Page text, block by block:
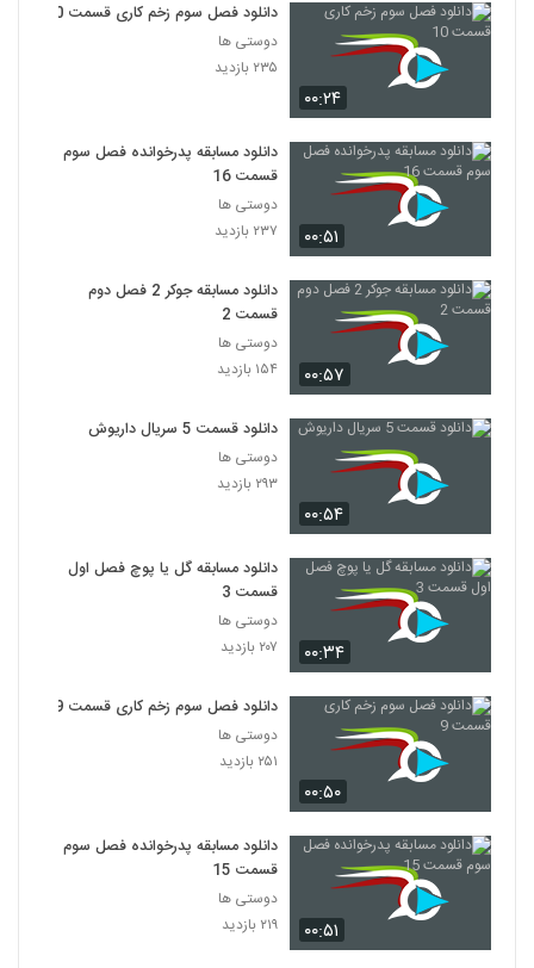
۰۰:۲۴
دانلود فصل سوم زخم کاری قسمت 10
دوستی ها
۲۳۵ بازدید
۰۰:۵۱
دانلود مسابقه پدرخوانده فصل سوم
قسمت 16
دوستی ها
۲۳۷ بازدید
۰۰:۵۷
دانلود مسابقه جوکر 2 فصل دوم
قسمت 2
دوستی ها
۱۵۴ بازدید
۰۰:۵۴
دانلود قسمت 5 سریال داریوش
دوستی ها
۲۹۳ بازدید
۰۰:۳۴
دانلود مسابقه گل یا پوچ فصل اول
قسمت 3
دوستی ها
۲۰۷ بازدید
۰۰:۵۰
دانلود فصل سوم زخم کاری قسمت 9
دوستی ها
۲۵۱ بازدید
۰۰:۵۱
دانلود مسابقه پدرخوانده فصل سوم
قسمت 15
دوستی ها
۲۱۹ بازدید